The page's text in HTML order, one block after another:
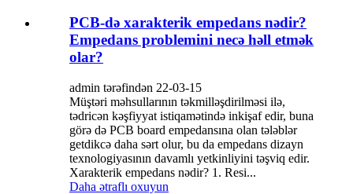
PCB-də xarakterik empedans nədir?
Empedans problemini necə həll etmək
olar?
admin tərəfindən 22-03-15
Müştəri məhsullarının təkmilləşdirilməsi ilə,
tədricən kəşfiyyat istiqamətində inkişaf edir, buna
görə də PCB board empedansına olan tələblər
getdikcə daha sərt olur, bu da empedans dizayn
texnologiyasının davamlı yetkinliyini təşviq edir.
Xarakterik empedans nədir? 1. Resi...
Daha ətraflı oxuyun